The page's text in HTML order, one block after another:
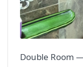
Kişilik
Kişilik
Double Room